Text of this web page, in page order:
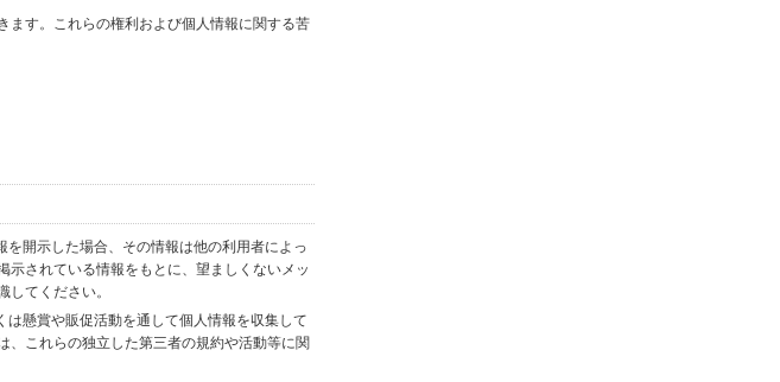
ます。これらの権利および個人情報に関する苦
開示した場合、その情報は他の利用者によっ
されている情報をもとに、望ましくないメッ
てください。
懸賞や販促活動を通して個人情報を収集して
、これらの独立した第三者の規約や活動等に関